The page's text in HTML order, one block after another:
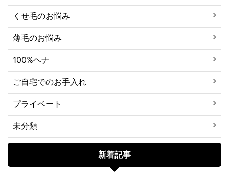
くせ毛のお悩み
薄毛のお悩み
100%ヘナ
ご自宅でのお手入れ
プライベート
未分類
新着記事